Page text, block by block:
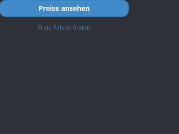
Preise ansehen
Freie Fahrer finden